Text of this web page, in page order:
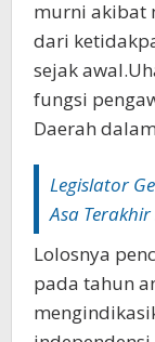
murni akibat
dari
sejak
fungsi
Daerah
‎Legislator
Asa
Lolosnya
pada tahun